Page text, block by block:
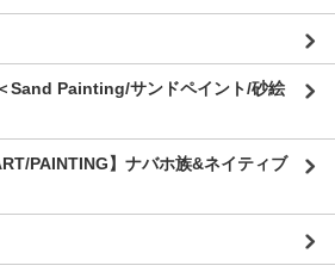
Sand Painting/サンドペイント/砂絵
PAINTING】ナバホ族&ネイティブ